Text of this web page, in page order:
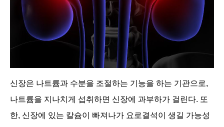
신장은 나트륨과 수분을 조절하는 기능을 하는 기관으로,
나트륨을 지나치게 섭취하면 신장에 과부하가 걸린다. 또
한, 신장에 있는 칼슘이 빠져나가 요로결석이 생길 가능성